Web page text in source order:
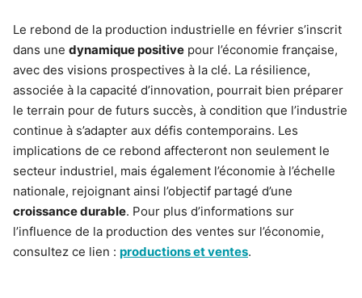
Le rebond de la production industrielle en février s’inscrit
dans une dynamique positive pour l’économie française,
avec des visions prospectives à la clé. La résilience,
associée à la capacité d’innovation, pourrait bien préparer
le terrain pour de futurs succès, à condition que l’industrie
continue à s’adapter aux défis contemporains. Les
implications de ce rebond affecteront non seulement le
secteur industriel, mais également l’économie à l’échelle
nationale, rejoignant ainsi l’objectif partagé d’une
croissance durable. Pour plus d’informations sur
l’influence de la production des ventes sur l’économie,
consultez ce lien : productions et ventes.